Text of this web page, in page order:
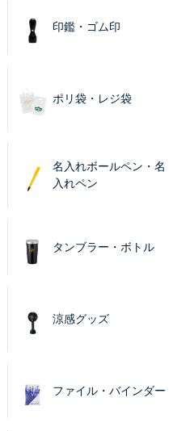
印鑑・ゴム印
ポリ袋・レジ袋
名入れボールペン・名
入れペン
タンブラー・ボトル
涼感グッズ
ファイル・バインダー